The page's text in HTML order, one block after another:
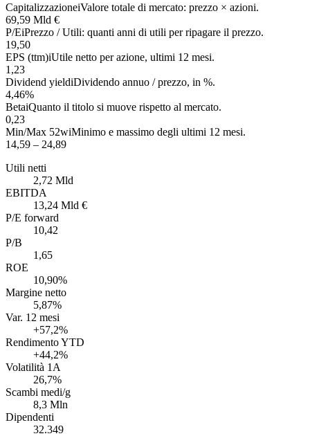
CapitalizzazioneiValore totale di mercato: prezzo × azioni.
69,59 Mld €
P/EiPrezzo / Utili: quanti anni di utili per ripagare il prezzo.
19,50
EPS (ttm)iUtile netto per azione, ultimi 12 mesi.
1,23
Dividend yieldiDividendo annuo / prezzo, in %.
4,46%
BetaiQuanto il titolo si muove rispetto al mercato.
0,23
Min/Max 52wiMinimo e massimo degli ultimi 12 mesi.
14,59 – 24,89
Utili netti
2,72 Mld
EBITDA
13,24 Mld €
P/E forward
10,42
P/B
1,65
ROE
10,90%
Margine netto
5,87%
Var. 12 mesi
+57,2%
Rendimento YTD
+44,2%
Volatilità 1A
26,7%
Scambi medi/g
8,3 Mln
Dipendenti
32.349